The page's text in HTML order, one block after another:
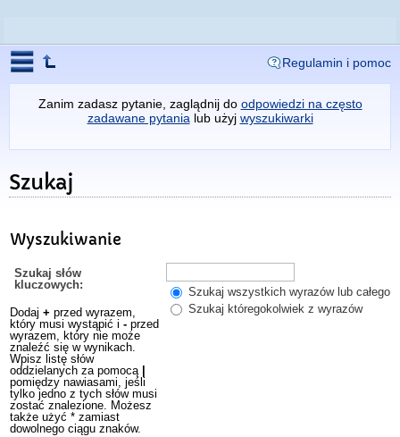
Regulamin i pomoc
Zanim zadasz pytanie, zaglądnij do odpowiedzi na często
zadawane pytania lub użyj wyszukiwarki
Szukaj
Wyszukiwanie
Szukaj słów
kluczowych:
Dodaj + przed wyrazem,
który musi wystąpić i - przed
wyrazem, który nie może
znaleźć się w wynikach.
Wpisz listę słów
oddzielanych za pomocą
pomiędzy nawiasami, jeśli
tylko jedno z tych słów musi
zostać znalezione. Możesz
także użyć * zamiast
dowolnego ciągu znaków.
Szukaj wszystkich wyrazów lub całego
Szukaj któregokolwiek z wyrazów